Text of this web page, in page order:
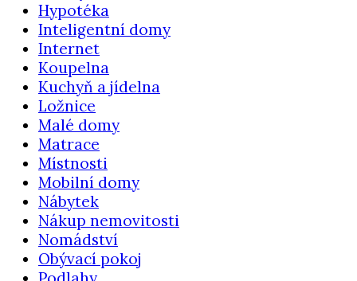
Hypotéka
Inteligentní domy
Internet
Koupelna
Kuchyň a jídelna
Ložnice
Malé domy
Matrace
Místnosti
Mobilní domy
Nábytek
Nákup nemovitosti
Nomádství
Obývací pokoj